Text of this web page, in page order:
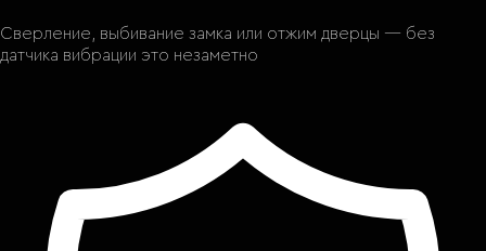
Сверление, выбивание замка или отжим дверцы — без
датчика вибрации это незаметно